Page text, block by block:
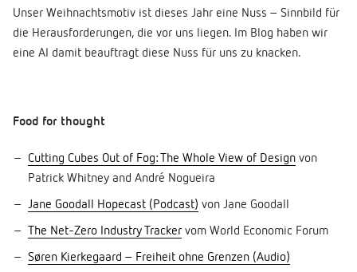
Unser Weihnachtsmotiv ist dieses Jahr eine Nuss – Sinnbild für
die Herausforderungen, die vor uns liegen. Im Blog haben wir
eine AI damit beauftragt diese Nuss für uns zu knacken.
Food for thought
Cutting Cubes Out of Fog: The Whole View of Design von
Patrick Whitney and André Nogueira
Jane Goodall Hopecast (Podcast) von Jane Goodall
The Net-Zero Industry Tracker vom World Economic Forum
Søren Kierkegaard – Freiheit ohne Grenzen (Audio)